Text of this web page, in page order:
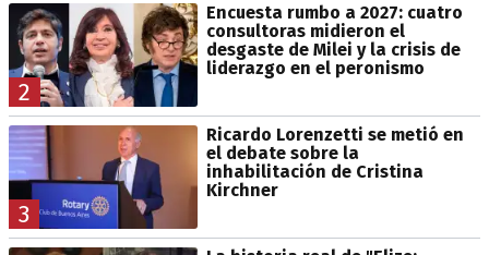
2
Encuesta rumbo a 2027: cuatro
consultoras midieron el
desgaste de Milei y la crisis de
liderazgo en el peronismo
3
Ricardo Lorenzetti se metió en
el debate sobre la
inhabilitación de Cristina
Kirchner